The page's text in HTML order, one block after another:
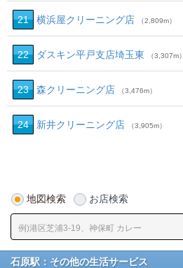
21 横浜屋クリーニング店 （2,809m）
22 ダスキン平戸支店埼玉東 （3,307m）
23 森クリーニング店 （3,476m）
24 新井クリーニング店 （3,905m）
地図検索 お店検索
石原駅：その他の生活サービス